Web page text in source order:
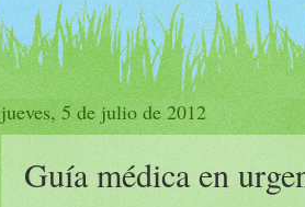
jueves, 5 de julio de 2012
Guía médica en